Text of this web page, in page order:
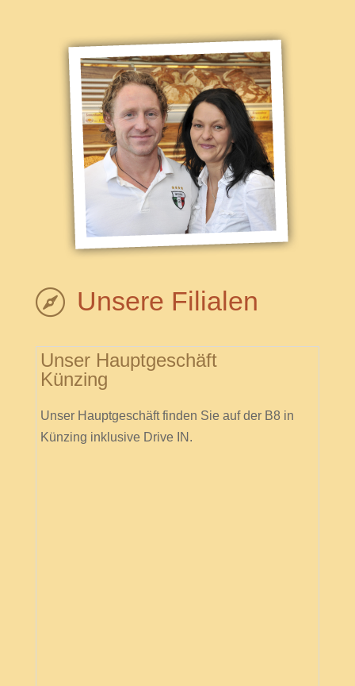
 Unsere Filialen
Unser Hauptgeschäft
Künzing
Unser Hauptgeschäft finden Sie auf der B8 in
Künzing inklusive Drive IN.